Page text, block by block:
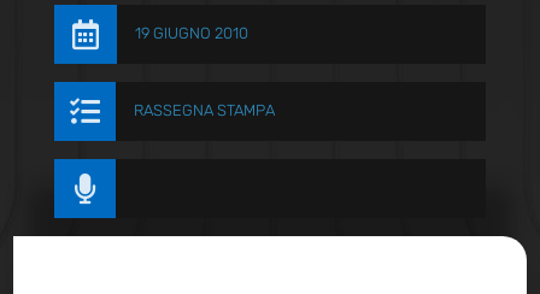
 19 GIUGNO 2010
 RASSEGNA STAMPA
